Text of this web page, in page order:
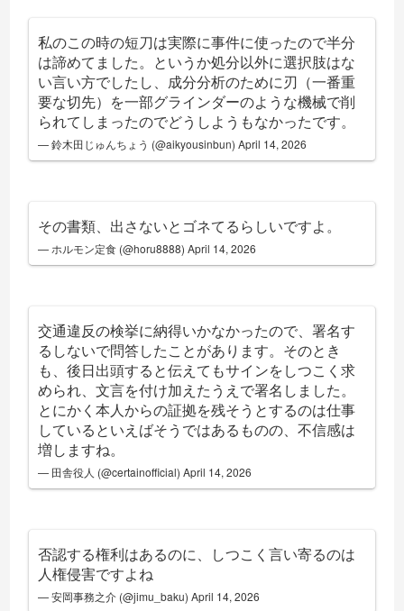
私のこの時の短刀は実際に事件に使ったので半分
は諦めてました。というか処分以外に選択肢はな
い言い方でしたし、成分分析のために刃（一番重
要な切先）を一部グラインダーのような機械で削
られてしまったのでどうしようもなかったです。
— 鈴木田じゅんちょう (@aikyousinbun)April 14, 2026
その書類、出さないとゴネてるらしいですよ。
— ホルモン定食 (@horu8888)April 14, 2026
交通違反の検挙に納得いかなかったので、署名す
るしないで問答したことがあります。そのとき
も、後日出頭すると伝えてもサインをしつこく求
められ、文言を付け加えたうえで署名しました。
とにかく本人からの証拠を残そうとするのは仕事
しているといえばそうではあるものの、不信感は
増しますね。
— 田舎役人 (@certainofficial)April 14, 2026
否認する権利はあるのに、しつこく言い寄るのは
人権侵害ですよね
— 安岡事務之介 (@jimu_baku)April 14, 2026